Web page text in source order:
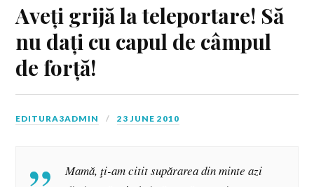
Aveți grijă la teleportare! Să
nu dați cu capul de câmpul
de forță!
EDITURA3ADMIN 23 JUNE 2010
Mamă, ţi-am citit supărarea din minte azi